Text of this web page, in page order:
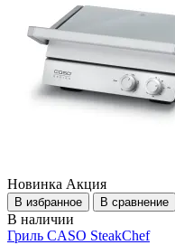
Новинка Акция
В избранное В сравнение
В наличии
Гриль CASO SteakChef